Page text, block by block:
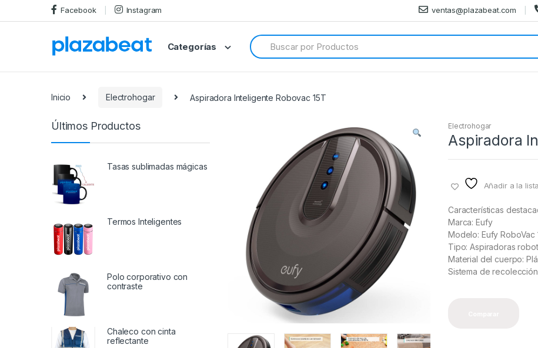
to
to
Facebook Instagram ventas@plazabeat.com
Categorías
Search
for:
Inicio Electrohogar Aspiradora Inteligente Robovac 15T
Electrohogar
Aspiradora
Añadir a la
Características
Marca: Eufy
Modelo: Eufy RoboVac
Tipo: Aspiradoras
Material del cuerpo:
Sistema de
Últimos Productos
Tasas sublimadas mágicas
Termos Inteligentes
Polo corporativo con
contraste
Chaleco con cinta
reflectante